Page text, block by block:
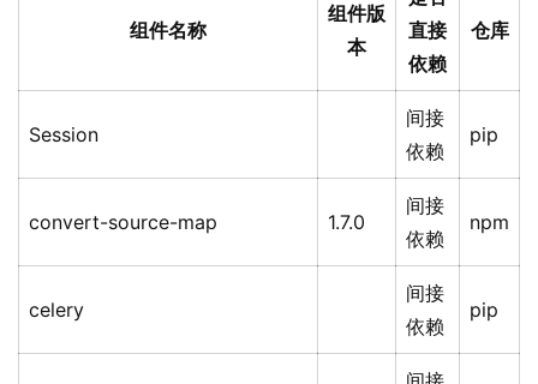
组件名称
组件版
本
直接
依赖
仓库
Session
间接
依赖
pip
convert-source-map 1.7.0
间接
依赖
npm
celery
间接
依赖
pip